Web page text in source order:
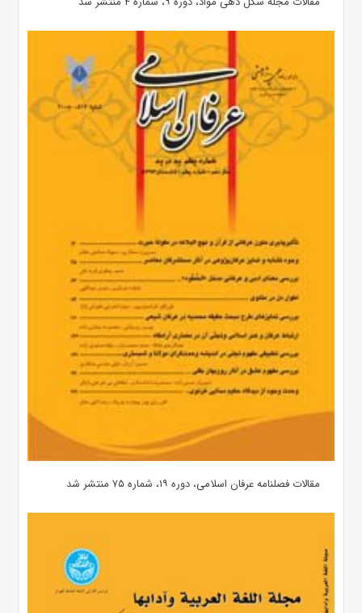
مقالات فصلنامه عرفان اسلامی، دوره ۱۹، شماره ۷۵ منتشر شد